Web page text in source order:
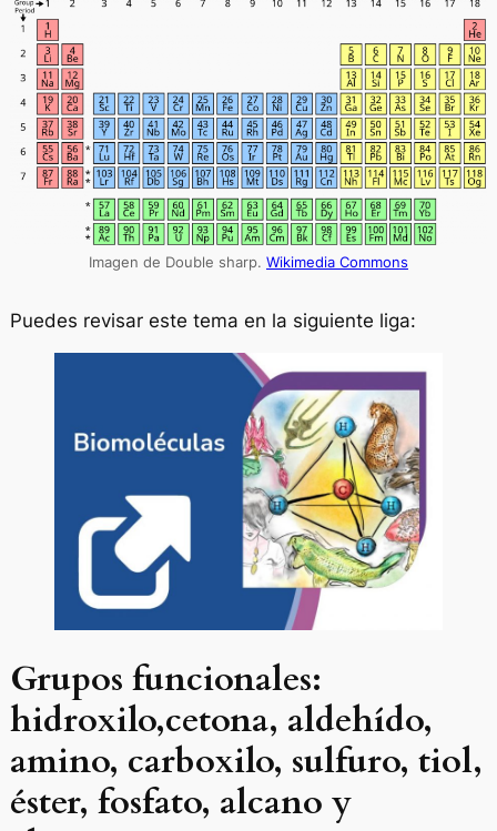
Imagen de Double sharp. Wikimedia Commons
Puedes revisar este tema en la siguiente liga:
Grupos funcionales:
hidroxilo,cetona, aldehído,
amino, carboxilo, sulfuro, tiol,
éster, fosfato, alcano y